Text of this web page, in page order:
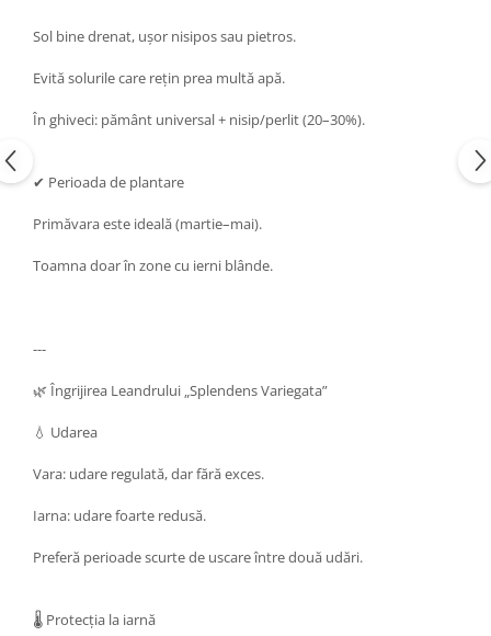
Sol bine drenat, ușor nisipos sau pietros.
Evită solurile care rețin prea multă apă.
În ghiveci: pământ universal + nisip/perlit (20–30%).
✔ Perioada de plantare
Primăvara este ideală (martie–mai).
Toamna doar în zone cu ierni blânde.
---
🌿 Îngrijirea Leandrului „Splendens Variegata”
💧 Udarea
Vara: udare regulată, dar fără exces.
Iarna: udare foarte redusă.
Preferă perioade scurte de uscare între două udări.
🌡 Protecția la iarnă